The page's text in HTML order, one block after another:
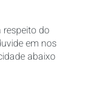
respeito do
em nos
abaixo